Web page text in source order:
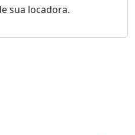
sua locadora.